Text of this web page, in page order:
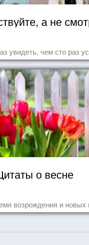
а не
увидеть, чем сто раз
о весне
возрождения и новых